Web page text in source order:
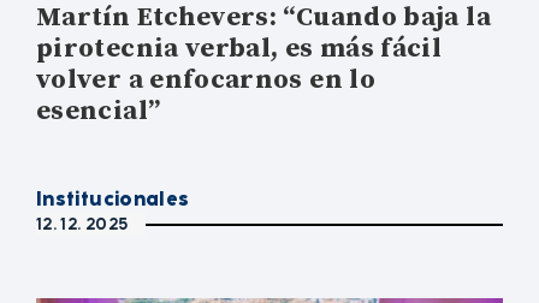
Martín Etchevers: “Cuando baja la
pirotecnia verbal, es más fácil
volver a enfocarnos en lo
esencial”
Institucionales
12. 12. 2025